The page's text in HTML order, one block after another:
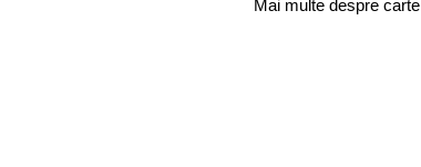
Mai multe despre